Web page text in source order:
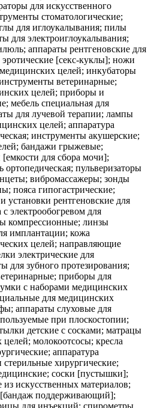
для искусственного
стоматологические;
для иглоукалывания; пилы
для электроиглоукалывания;
аппараты рентгеновские для
[секс-куклы]; ножи
целей; инкубаторы
ветеринарные;
целей; приборы и
мебель специальная для
для лучевой терапии; лампы
целей; аппаратура
инструменты акушерские;
бандажи грыжевые;
для сбора мочи];
пульверизаторы
вибромассажеры; зонды
пояса гипогастрические;
рентгеновские для
электрообогревом для
компрессионные; линзы
имплантации; кожа
целей; направляющие
электрические для
для зубного протезирования;
приборы для
с наборами медицинских
для медицинских
аппараты слуховые для
при плоскостопии;
детские с сосками; матрацы
молокоотсосы; кресла
аппаратура
хирургические;
соски [пустышки];
искусственных материалов;
[бандаж поддерживающий];
для инъекций; спирометры